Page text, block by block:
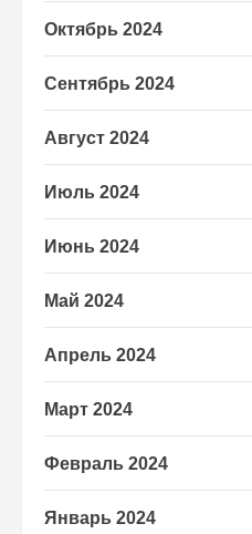
Октябрь 2024
Сентябрь 2024
Август 2024
Июль 2024
Июнь 2024
Май 2024
Апрель 2024
Март 2024
Февраль 2024
Январь 2024